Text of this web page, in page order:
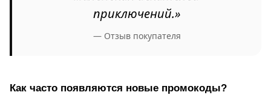
приключений.»
— Отзыв покупателя
Как часто появляются новые промокоды?